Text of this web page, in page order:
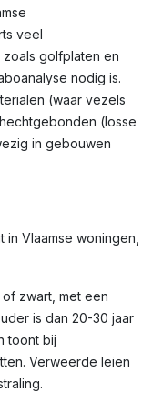
veel
golfplaten en
nodig is.
(waar vezels
(losse
in gebouwen
Vlaamse woningen,
of zwart, met een
is dan 20-30 jaar
toont bij
Verweerde leien